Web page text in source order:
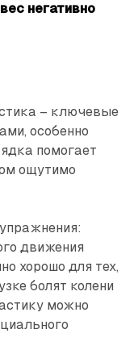
негативно
– ключевые
особенно
помогает
ощутимо
движения
хорошо для тех,
болят колени
можно